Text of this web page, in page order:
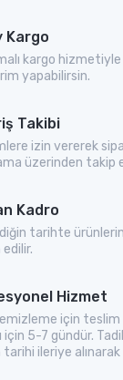
Kargo
kargo
yapabilirsin.
Takibi
izin vererek
üzerinden takip
Kadro
tarihte ürünlerin
Hizmet
için teslim
için 5-7 gündür.
ileriye alınarak